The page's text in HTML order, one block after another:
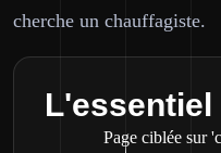
cherche un chauffagiste.
Page ciblée sur